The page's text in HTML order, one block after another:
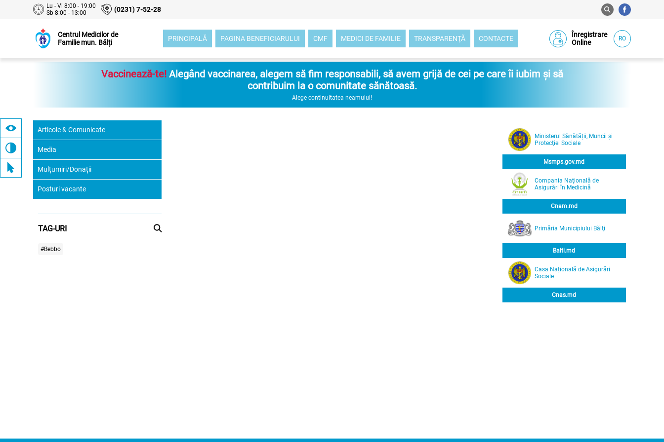
Lu - Vi 8:00 - 19:00
Sb 8:00 - 13:00
(0231) 7-52-28
Centrul Medicilor de
Familie mun. Bălți
PRINCIPALĂ PAGINA BENEFICIARULUI CMF MEDICI DE FAMILIE TRANSPARENŢĂ CONTACTE
Înregistrare
Online
RO
Vaccinează-te! Alegând vaccinarea, alegem să fim responsabili, să avem grijă de cei pe care îi iubim și să
contribuim la o comunitate sănătoasă.
Alege continuitatea neamului!
Articole & Comunicate
Media
Mulțumiri/Donații
Posturi vacante
TAG-URI
#Bebbo
Ministerul Sănătății, Muncii și
Protecţiei Sociale
Msmps.gov.md
Compania Naţională de
Asigurări în Medicină
Cnam.md
Primăria Municipiului Bălţi
Balti.md
Casa Națională de Asigurări
Sociale
Cnas.md